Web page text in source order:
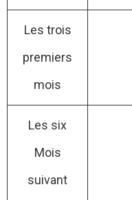
Les trois
premiers
mois
Les six
Mois
suivant